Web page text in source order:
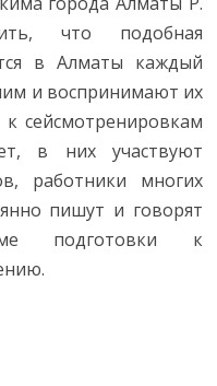
что подобная
в Алматы каждый
и воспринимают их
сейсмотренировкам
в них участвуют
работники многих
пишут и говорят
подготовки к